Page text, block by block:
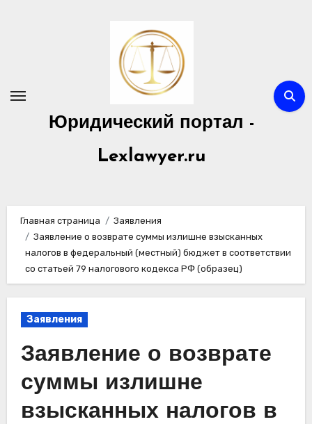
Юридический портал -
Lexlawyer.ru
Главная страница
Заявления
Заявление о возврате суммы излишне взысканных
налогов в федеральный (местный) бюджет в соответствии
со статьей 79 налогового кодекса РФ (образец)
Заявления
Заявление о возврате
суммы излишне
взысканных налогов в